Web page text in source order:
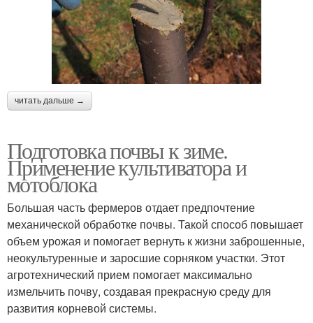
читать дальше →
Подготовка почвы к зиме.
Применение культиватора и
мотоблока
Большая часть фермеров отдает предпочтение
механической обработке почвы. Такой способ повышает
объем урожая и помогает вернуть к жизни заброшенные,
неокультуренные и заросшие сорняком участки. Этот
агротехнический прием помогает максимально
измельчить почву, создавая прекрасную среду для
развития корневой системы.